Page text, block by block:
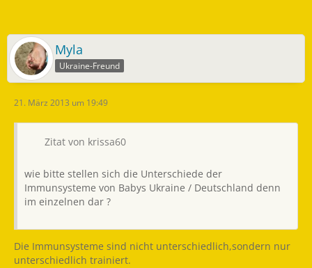
Myla
Ukraine-Freund
21. März 2013 um 19:49
Zitat von krissa60
wie bitte stellen sich die Unterschiede der
Immunsysteme von Babys Ukraine / Deutschland denn
im einzelnen dar ?
Die Immunsysteme sind nicht unterschiedlich,sondern nur
unterschiedlich trainiert.